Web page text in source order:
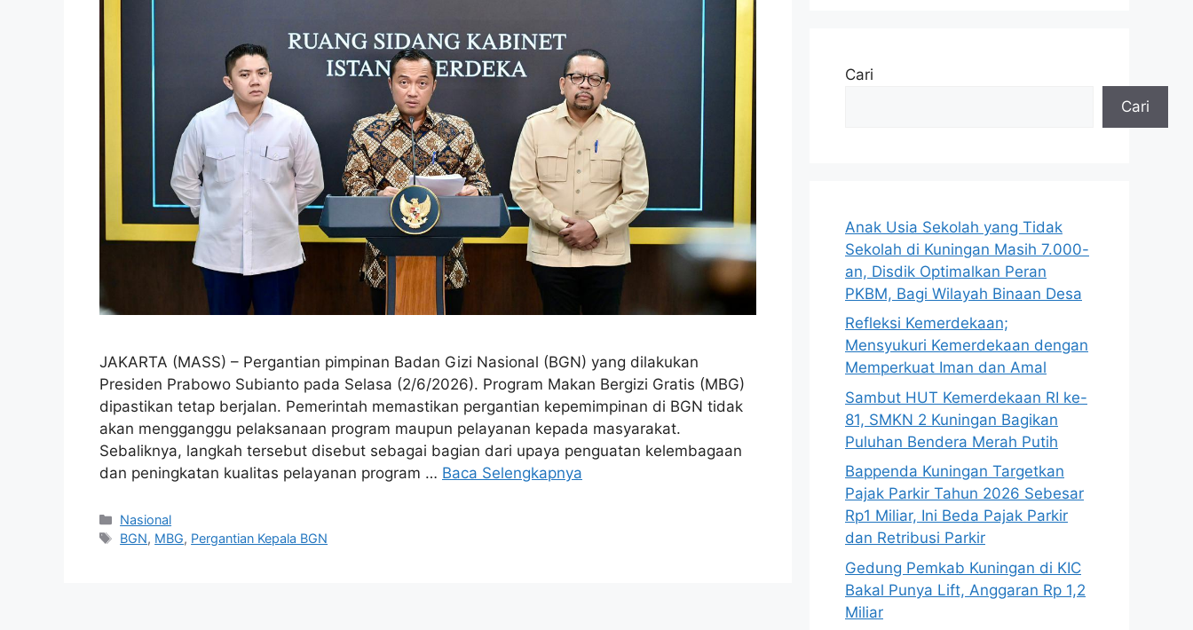
JAKARTA (MASS) – Pergantian pimpinan Badan Gizi Nasional (BGN) yang dilakukan
Presiden Prabowo Subianto pada Selasa (2/6/2026). Program Makan Bergizi Gratis (MBG)
dipastikan tetap berjalan. Pemerintah memastikan pergantian kepemimpinan di BGN tidak
akan mengganggu pelaksanaan program maupun pelayanan kepada masyarakat.
Sebaliknya, langkah tersebut disebut sebagai bagian dari upaya penguatan kelembagaan
dan peningkatan kualitas pelayanan program … Baca Selengkapnya
Kategori
Nasional
Tag
BGN, MBG, Pergantian Kepala BGN
Cari
Cari
Anak Usia Sekolah yang Tidak
Sekolah di Kuningan Masih 7.000-
an, Disdik Optimalkan Peran
PKBM, Bagi Wilayah Binaan Desa
Refleksi Kemerdekaan;
Mensyukuri Kemerdekaan dengan
Memperkuat Iman dan Amal
Sambut HUT Kemerdekaan RI ke-
81, SMKN 2 Kuningan Bagikan
Puluhan Bendera Merah Putih
Bappenda Kuningan Targetkan
Pajak Parkir Tahun 2026 Sebesar
Rp1 Miliar, Ini Beda Pajak Parkir
dan Retribusi Parkir
Gedung Pemkab Kuningan di KIC
Bakal Punya Lift, Anggaran Rp 1,2
Miliar